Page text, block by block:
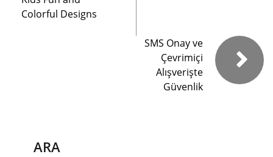
Colorful Designs
SMS Onay ve
Çevrimiçi
Alışverişte
Güvenlik
ARA